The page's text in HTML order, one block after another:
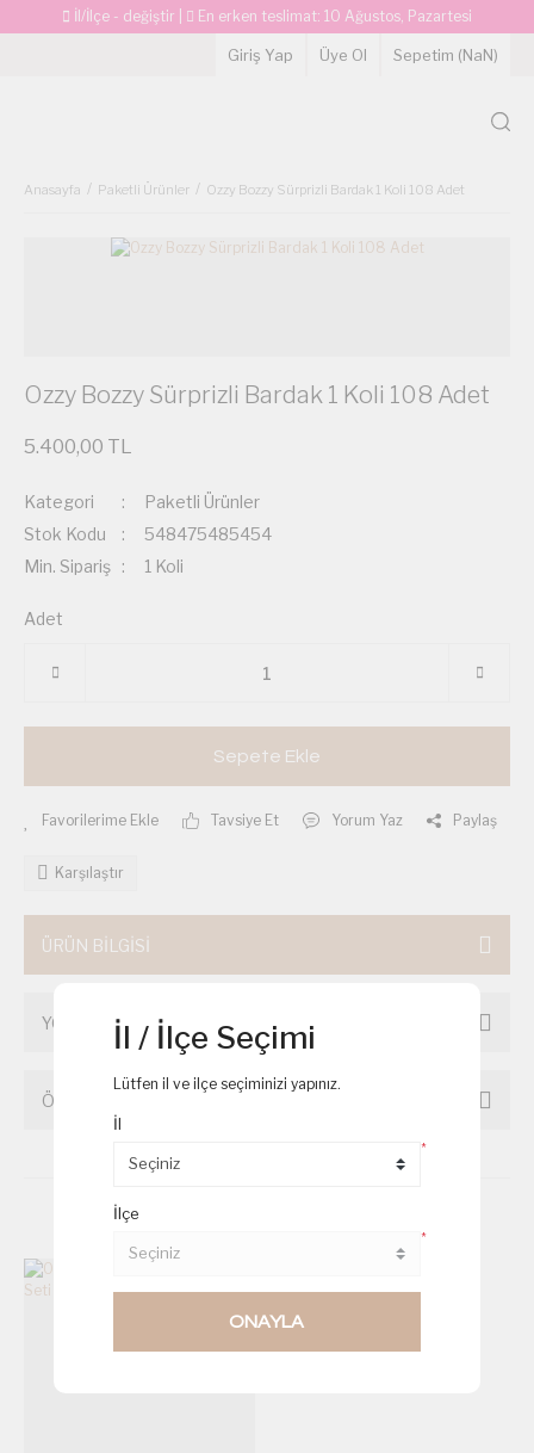
İl/İlçe - değiştir En erken teslimat: 10 Ağustos, Pazartesi
Giriş Yap Üye Ol Sepetim (NaN)
Anasayfa Paketli Ürünler Ozzy Bozzy Sürprizli Bardak 1 Koli 108 Adet
Ozzy Bozzy Sürprizli Bardak 1 Koli 108 Adet
5.400,00 TL
Kategori
Paketli Ürünler
Stok Kodu
548475485454
Min. Sipariş
1 Koli
Adet
Sepete Ekle
Tavsiye Et Yorum Yaz Paylaş
Karşılaştır
ÜRÜN BİLGİSİ
YORUMLAR
ÖNERİLERİNİZ
Birde Bu Ürünlere Göz Atın
İl / İlçe Seçimi
Lütfen il ve ilçe seçiminizi yapınız.
İl
*
İlçe
*
ONAYLA